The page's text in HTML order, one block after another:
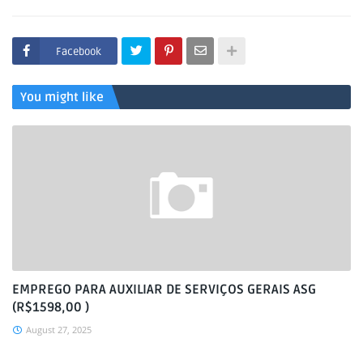
Facebook
You might like
EMPREGO PARA AUXILIAR DE SERVIÇOS GERAIS ASG
(R$1598,00 )
August 27, 2025